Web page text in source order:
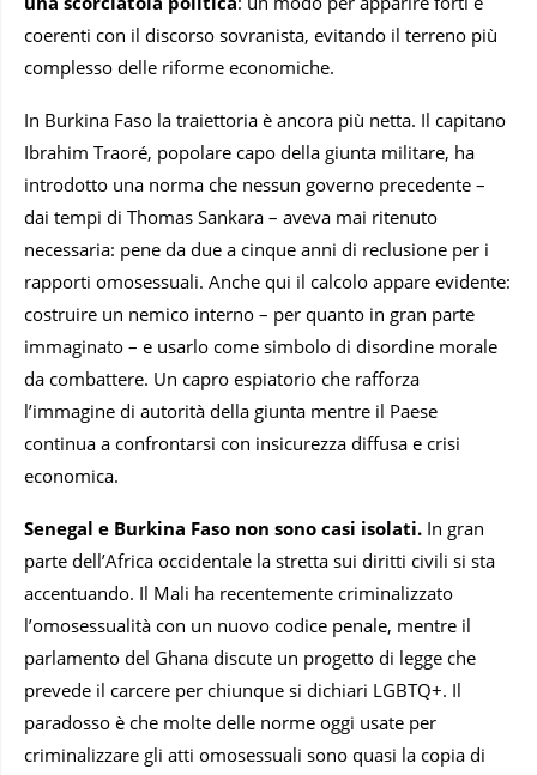
coerenti con il discorso sovranista, evitando il terreno più
complesso delle riforme economiche.
In Burkina Faso la traiettoria è ancora più netta. Il capitano
Ibrahim Traoré, popolare capo della giunta militare, ha
introdotto una norma che nessun governo precedente –
dai tempi di Thomas Sankara – aveva mai ritenuto
necessaria: pene da due a cinque anni di reclusione per i
rapporti omosessuali. Anche qui il calcolo appare evidente:
costruire un nemico interno – per quanto in gran parte
immaginato – e usarlo come simbolo di disordine morale
da combattere. Un capro espiatorio che rafforza
l’immagine di autorità della giunta mentre il Paese
continua a confrontarsi con insicurezza diffusa e crisi
economica.
Senegal e Burkina Faso non sono casi isolati. In gran
parte dell’Africa occidentale la stretta sui diritti civili si sta
accentuando. Il Mali ha recentemente criminalizzato
l’omosessualità con un nuovo codice penale, mentre il
parlamento del Ghana discute un progetto di legge che
prevede il carcere per chiunque si dichiari LGBTQ+. Il
paradosso è che molte delle norme oggi usate per
criminalizzare gli atti omosessuali sono quasi la copia di